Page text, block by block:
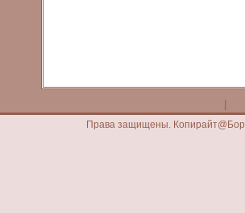
Права защищены.